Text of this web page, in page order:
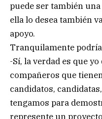
puede ser también
ella lo desea también
apoyo.
Tranquilamente
-Sí, la verdad es que
compañeros que
candidatos,
tengamos para
represente un